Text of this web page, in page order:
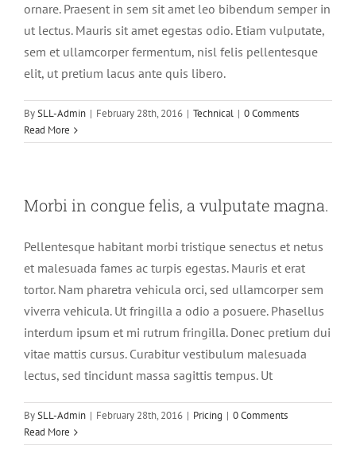
ornare. Praesent in sem sit amet leo bibendum semper in
ut lectus. Mauris sit amet egestas odio. Etiam vulputate,
sem et ullamcorper fermentum, nisl felis pellentesque
elit, ut pretium lacus ante quis libero.
BySLL-Admin | February 28th, 2016 | Technical | 0 Comments
Read More
Morbi in congue felis, a vulputate magna.
Pellentesque habitant morbi tristique senectus et netus
et malesuada fames ac turpis egestas. Mauris et erat
tortor. Nam pharetra vehicula orci, sed ullamcorper sem
viverra vehicula. Ut fringilla a odio a posuere. Phasellus
interdum ipsum et mi rutrum fringilla. Donec pretium dui
vitae mattis cursus. Curabitur vestibulum malesuada
lectus, sed tincidunt massa sagittis tempus. Ut
BySLL-Admin | February 28th, 2016 | Pricing | 0 Comments
Read More